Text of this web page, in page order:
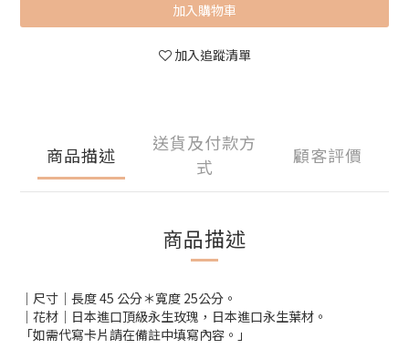
加入購物車
加入追蹤清單
商品描述
送貨及付款方
式
顧客評價
商品描述
｜尺寸｜長度 45 公分＊寬度 25公分。
｜花材｜日本進口頂級永生玫瑰，日本進口永生葉材。
「如需代寫卡片請在備註中填寫內容。」